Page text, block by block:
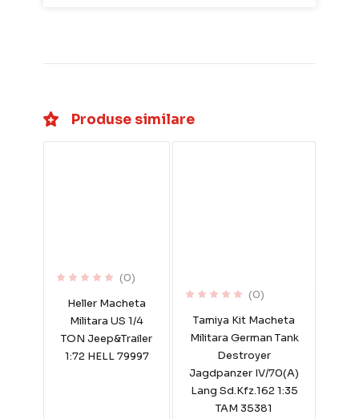
Produse similare
(0)
Heller Macheta
Militara US 1/4
TON Jeep&Trailer
1:72 HELL 79997
(0)
Tamiya Kit Macheta
Militara German Tank
Destroyer
Jagdpanzer IV/70(A)
Lang Sd.Kfz.162 1:35
TAM 35381